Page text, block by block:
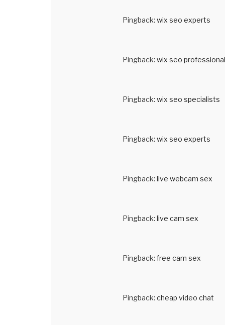
Pingback: wix seo experts
Pingback: wix seo professional
Pingback: wix seo specialists
Pingback: wix seo experts
Pingback: live webcam sex
Pingback: live cam sex
Pingback: free cam sex
Pingback: cheap video chat